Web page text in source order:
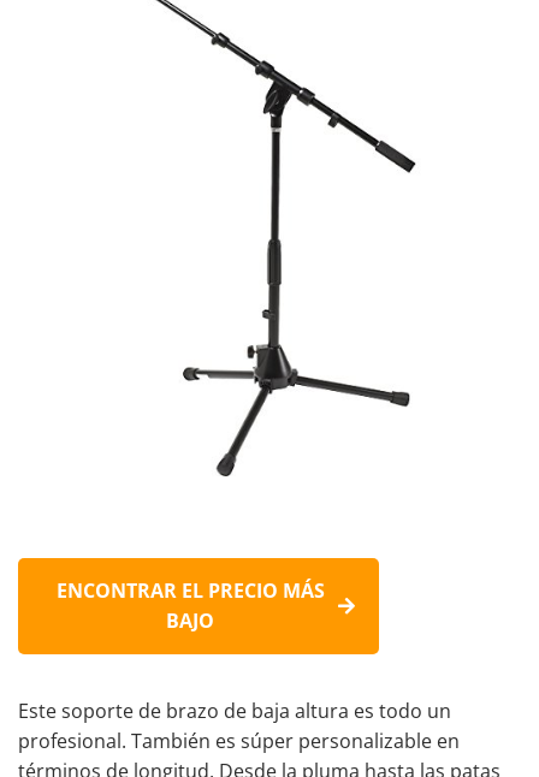
ENCONTRAR EL PRECIO MÁS
BAJO
Este soporte de brazo de baja altura es todo un
profesional. También es súper personalizable en
términos de longitud. Desde la pluma hasta las patas